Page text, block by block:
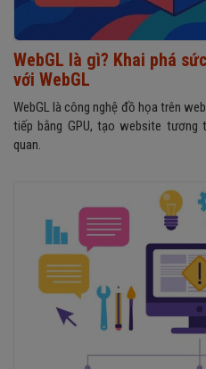
WebGL là gì? Khai phá
với WebGL
WebGL là công nghệ đồ họa trên
tiếp bằng GPU, tạo website
quan.